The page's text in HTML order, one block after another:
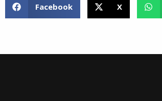
Facebook X